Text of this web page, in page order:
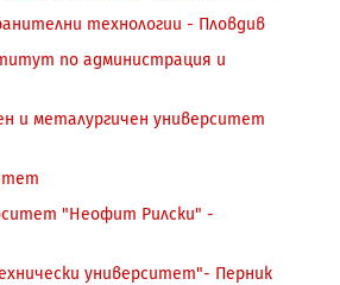
технологии - Пловдив
по администрация и
и металургичен университет
"Неофит Рилски" -
университет"- Перник